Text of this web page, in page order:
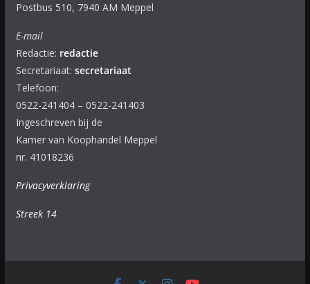
Postbus 510, 7940 AM Meppel
E-mail
Redactie: redactie
Secretariaat: secretariaat
Telefoon:
0522-241404 – 0522-241403
Ingeschreven bij de
Kamer van Koophandel Meppel
nr. 41018236
Privacyverklaring
Streek 14